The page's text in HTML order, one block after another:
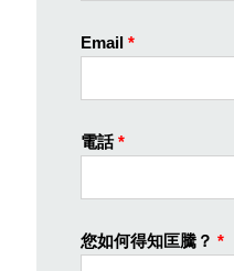
Email *
電話*
您如何得知匡騰？ *